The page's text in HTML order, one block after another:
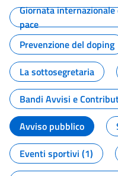
Giornata
pace
Prevenzione del doping
La sottosegretaria
Bandi Avvisi e
Avviso pubblico
Eventi sportivi (1)